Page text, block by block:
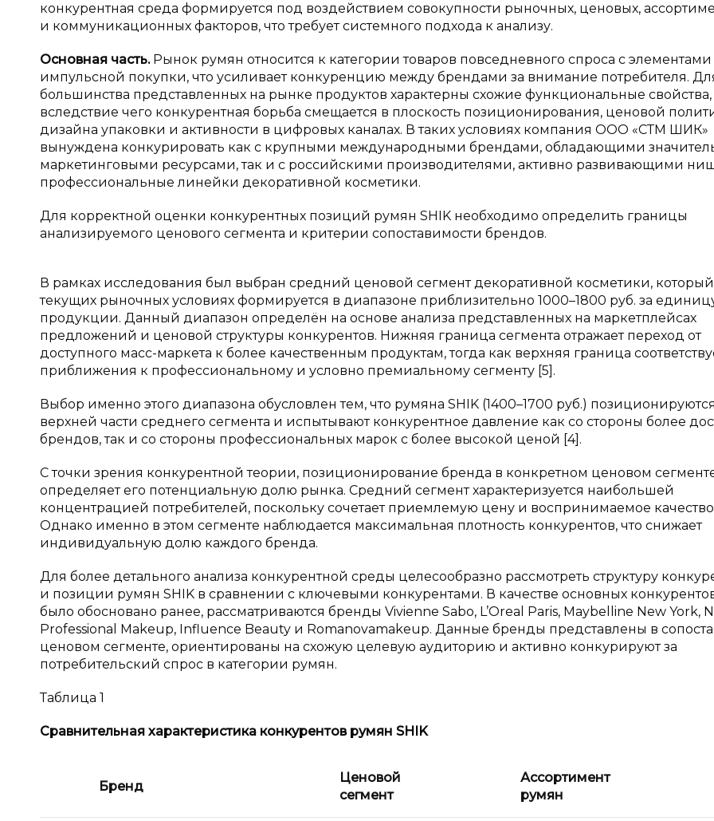
конкурентная среда формируется под воздействием совокупности рыночных, ценовых,
и коммуникационных факторов, что требует системного подхода к анализу.
Основная часть. Рынок румян относится к категории товаров повседневного спроса с элементами
импульсной покупки, что усиливает конкуренцию между брендами за внимание потребителя.
большинства представленных на рынке продуктов характерны схожие функциональные свойства,
вследствие чего конкурентная борьба смещается в плоскость позиционирования, ценовой
дизайна упаковки и активности в цифровых каналах. В таких условиях компания ООО «СТМ ШИК»
вынуждена конкурировать как с крупными международными брендами, обладающими
маркетинговыми ресурсами, так и с российскими производителями, активно развивающими
профессиональные линейки декоративной косметики.
Для корректной оценки конкурентных позиций румян SHIK необходимо определить границы
анализируемого ценового сегмента и критерии сопоставимости брендов.
В рамках исследования был выбран средний ценовой сегмент декоративной косметики,
текущих рыночных условиях формируется в диапазоне приблизительно 1000–1800 руб. за
продукции. Данный диапазон определён на основе анализа представленных на маркетплейсах
предложений и ценовой структуры конкурентов. Нижняя граница сегмента отражает переход от
доступного масс-маркета к более качественным продуктам, тогда как верхняя граница
приближения к профессиональному и условно премиальному сегменту [5].
Выбор именно этого диапазона обусловлен тем, что румяна SHIK (1400–1700 руб.)
верхней части среднего сегмента и испытывают конкурентное давление как со стороны более
брендов, так и со стороны профессиональных марок с более высокой ценой [4].
С точки зрения конкурентной теории, позиционирование бренда в конкретном ценовом
определяет его потенциальную долю рынка. Средний сегмент характеризуется наибольшей
концентрацией потребителей, поскольку сочетает приемлемую цену и воспринимаемое
Однако именно в этом сегменте наблюдается максимальная плотность конкурентов, что снижает
индивидуальную долю каждого бренда.
Для более детального анализа конкурентной среды целесообразно рассмотреть структуру
и позиции румян SHIK в сравнении с ключевыми конкурентами. В качестве основных
было обосновано ранее, рассматриваются бренды Vivienne Sabo, L’Oreal Paris, Maybelline New York,
Professional Makeup, Influence Beauty и Romanovamakeup. Данные бренды представлены в
ценовом сегменте, ориентированы на схожую целевую аудиторию и активно конкурируют за
потребительский спрос в категории румян.
Таблица 1
Сравнительная характеристика конкурентов румян SHIK
Бренд
Ценовой
сегмент
Ассортимент
румян